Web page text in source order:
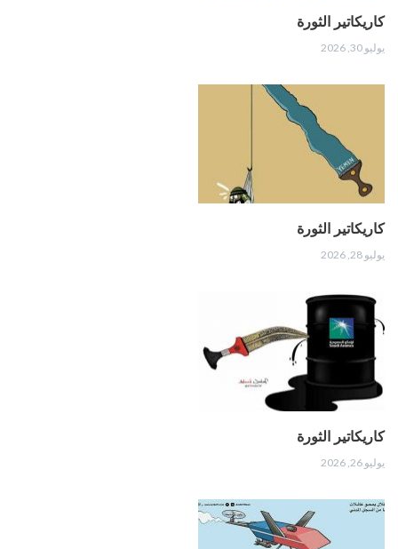
كاريكاتير الثورة
يوليو 30, 2026
كاريكاتير الثورة
يوليو 28, 2026
كاريكاتير الثورة
يوليو 26, 2026